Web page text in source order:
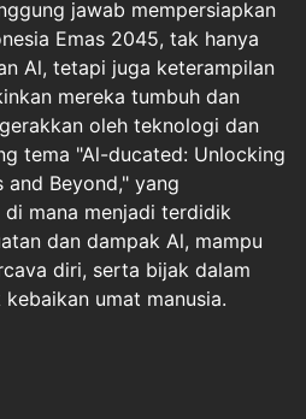
jawab mempersiapkan
Emas 2045, tak hanya
Al, tetapi juga keterampilan
mereka tumbuh dan
oleh teknologi dan
tema "Al-ducated: Unlocking
and Beyond," yang
mana menjadi terdidik
dan dampak Al, mampu
diri, serta bijak dalam
umat manusia.